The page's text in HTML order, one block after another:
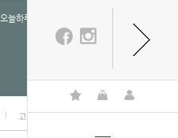
오늘하루 열지않음
고객센터 ㅣ